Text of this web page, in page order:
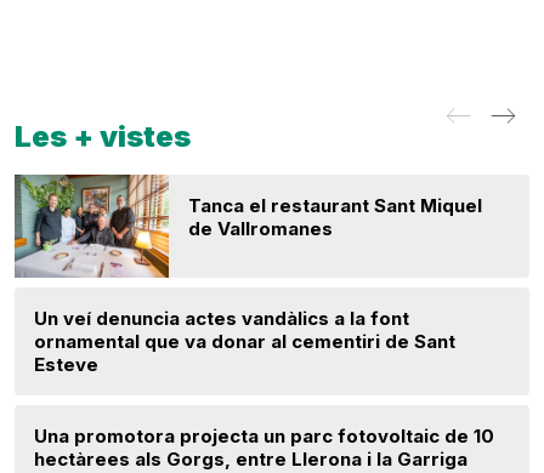
Les + vistes
Tanca el restaurant Sant Miquel
de Vallromanes
Un veí denuncia actes vandàlics a la font
ornamental que va donar al cementiri de Sant
Esteve
Una promotora projecta un parc fotovoltaic de 10
hectàrees als Gorgs, entre Llerona i la Garriga